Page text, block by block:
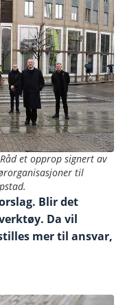
et opprop signert av
til
Blir det
Da vil
mer til ansvar,